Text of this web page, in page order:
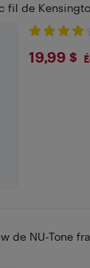
fil de
19,99 $
de NU-Tone